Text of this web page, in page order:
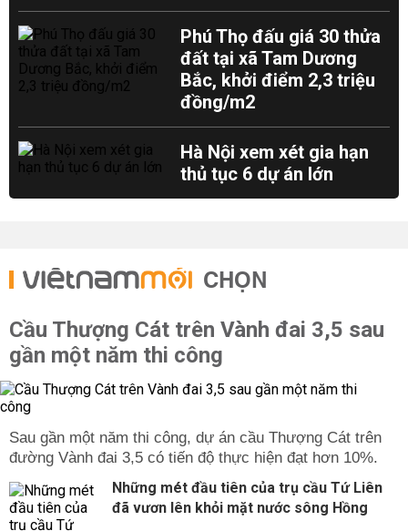
Phú Thọ đấu giá 30 thửa
đất tại xã Tam Dương
Bắc, khởi điểm 2,3 triệu
đồng/m2
Hà Nội xem xét gia hạn
thủ tục 6 dự án lớn
CHỌN
Cầu Thượng Cát trên Vành đai 3,5 sau
gần một năm thi công
Sau gần một năm thi công, dự án cầu Thượng Cát trên
đường Vành đai 3,5 có tiến độ thực hiện đạt hơn 10%.
Những mét đầu tiên của trụ cầu Tứ Liên
đã vươn lên khỏi mặt nước sông Hồng